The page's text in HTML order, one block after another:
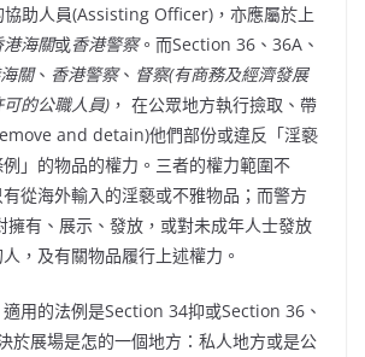
助人員(Assisting Officer)，亦應屬於上
港海關或香港警察。而Section 36、36A、
關、 香港警察、 督察(有商務及經濟發展
的公職人員) ， 在公眾地方執行撿取、帶
and detain)他們部份或違反「淫褻
」的物品的權力。三者的權力範圍不
從海外輸入的淫褻或不雅物品；而警方
擁有、展示、發放，或對未成年人士發放
，及有關物品履行上述權力。
用的法例是Section 34抑或Section 36、
於展場是怎的一個地方：私人地方或是公